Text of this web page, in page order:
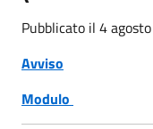
Pubblicato il 4
Avviso
Modulo